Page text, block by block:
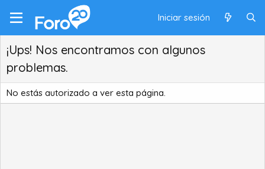
Iniciar sesión
¡Ups! Nos encontramos con algunos
problemas.
No estás autorizado a ver esta página.